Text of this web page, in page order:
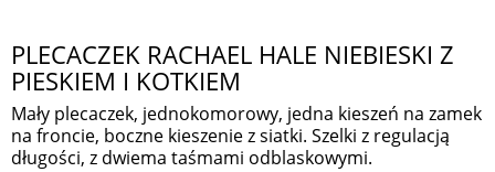
PLECACZEK RACHAEL HALE NIEBIESKI Z
PIESKIEM I KOTKIEM
Mały plecaczek, jednokomorowy, jedna kieszeń na zamek
na froncie, boczne kieszenie z siatki. Szelki z regulacją
długości, z dwiema taśmami odblaskowymi.